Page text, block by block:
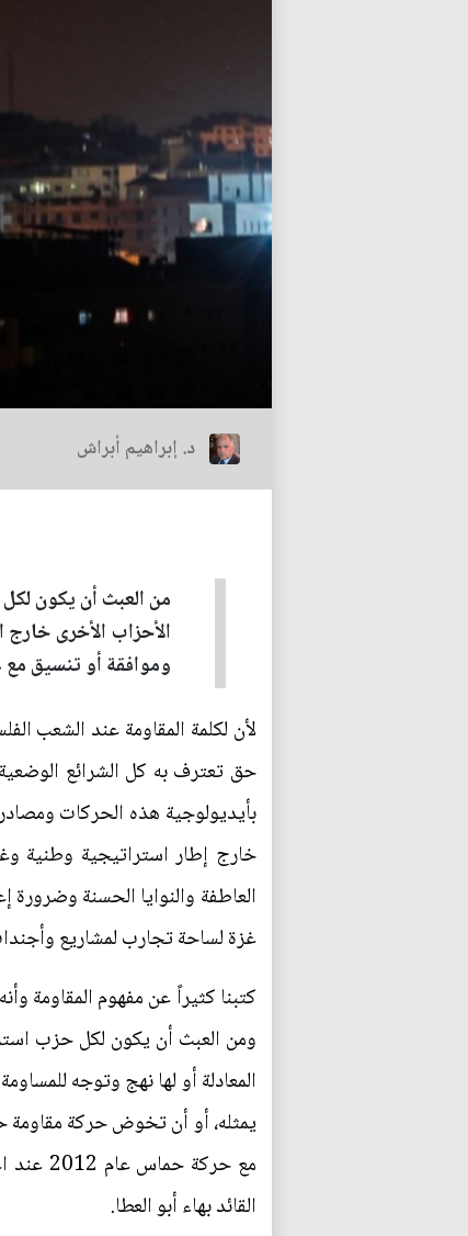
د. إبراهيم أبراش
من العبث أن يكون
الأحزاب الأخرى
وموافقة أو تنسيق
لأن لكلمة المقاومة عند الشعب
حق تعترف به كل الشرائع
بأيديولوجية هذه الحركات
خارج إطار استراتيجية وطنية
العاطفة والنوايا الحسنة
غزة لساحة تجارب لمشاريع
كتبنا كثيراً عن مفهوم المقاومة
ومن العبث أن يكون لكل حزب
المعادلة أو لها نهج وتوجه
يمثله، أو أن تخوض حركة مقاومة
مع
القائد بهاء أبو العطا.